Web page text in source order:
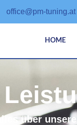
office@pm-tuning.at
HOME
über